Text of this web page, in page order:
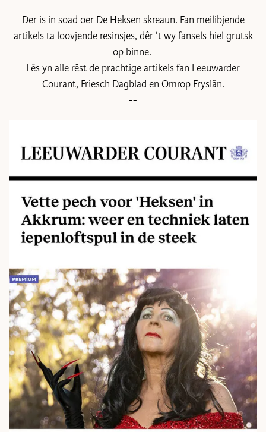
Der is in soad oer De Heksen skreaun. Fan meilibjende
artikels ta loovjende resinsjes, dêr 't wy fansels hiel grutsk
op binne.
Lês yn alle rêst de prachtige artikels fan Leeuwarder
Courant, Friesch Dagblad en Omrop Fryslân.
--